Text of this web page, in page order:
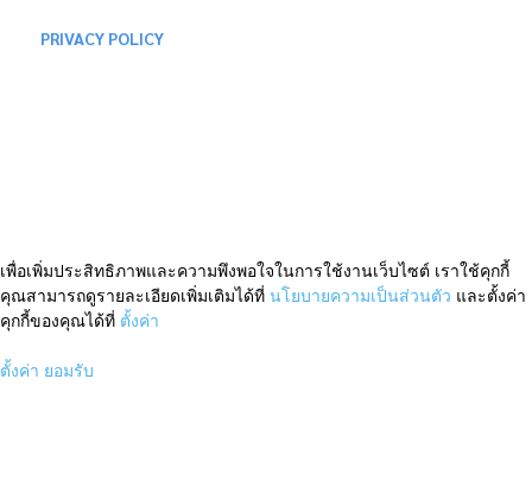
PRIVACY POLICY
เพื่อเพิ่มประสิทธิภาพและความพึงพอใจในการใช้งานเว็บไซต์ เราใช้คุกกี้
คุณสามารถดูรายละเอียดเพิ่มเติมได้ที่ นโยบายความเป็นส่วนตัว และตั้งค่า
คุกกี้ของคุณได้ที่ ตั้งค่า
ตั้งค่า ยอมรับ